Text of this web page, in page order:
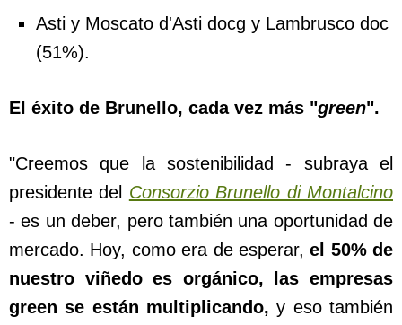
Asti y Moscato d'Asti docg y Lambrusco doc
(51%).
El éxito de Brunello, cada vez más "green".
"Creemos que la sostenibilidad - subraya el
presidente del Consorzio Brunello di Montalcino
- es un deber, pero también una oportunidad de
mercado. Hoy, como era de esperar, el 50% de
nuestro viñedo es orgánico, las empresas
green se están multiplicando, y eso también